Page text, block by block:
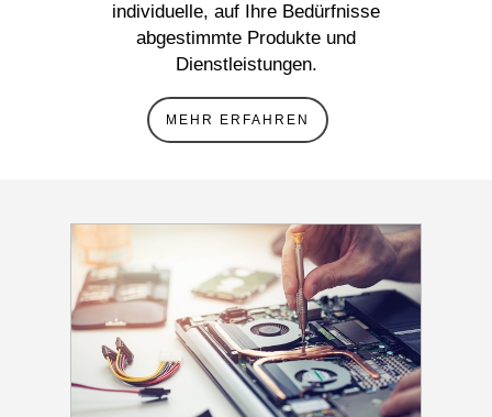
individuelle, auf Ihre Bedürfnisse
abgestimmte Produkte und
Dienstleistungen.
MEHR ERFAHREN